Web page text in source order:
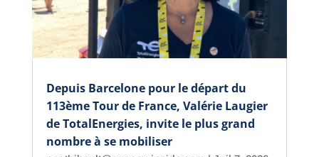
Depuis Barcelone pour le départ du
113ème Tour de France, Valérie Laugier
de TotalEnergies, invite le plus grand
nombre à se mobiliser